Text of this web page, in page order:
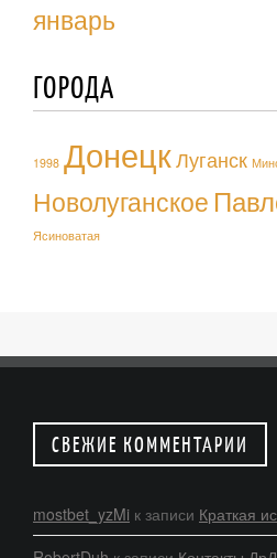
январь
ГОРОДА
1998 ДонецкЛуганск
Новолуганское
Ясиноватая
СВЕЖИЕ КОММЕНТАРИИ
mostbet_yzMi к записи Краткая